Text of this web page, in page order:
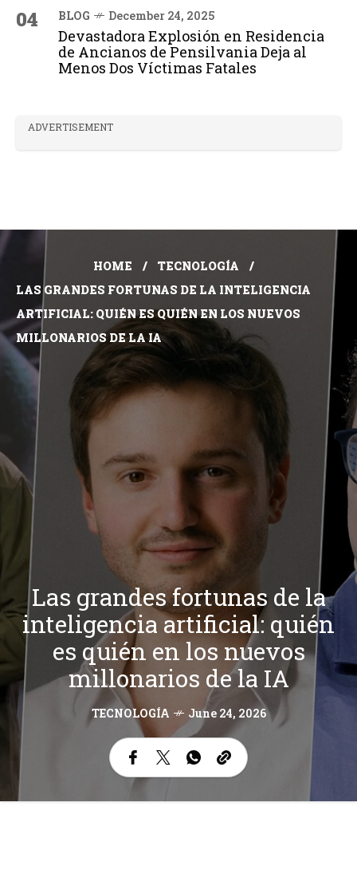
04 BLOG December 24, 2025
Devastadora Explosión en Residencia
de Ancianos de Pensilvania Deja al
Menos Dos Víctimas Fatales
ADVERTISEMENT
HOME
TECNOLOGÍA
LAS GRANDES FORTUNAS DE LA INTELIGENCIA
ARTIFICIAL: QUIÉN ES QUIÉN EN LOS NUEVOS
MILLONARIOS DE LA IA
Las grandes fortunas de la
inteligencia artificial: quién
es quién en los nuevos
millonarios de la IA
TECNOLOGÍA June 24, 2026